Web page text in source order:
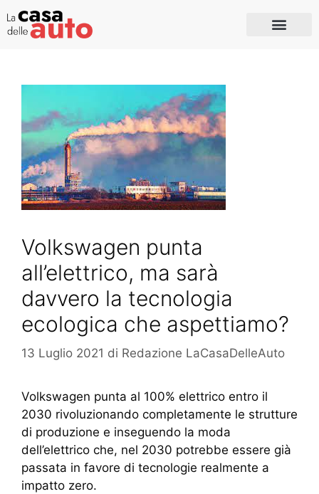
Volkswagen punta
all’elettrico, ma sarà
davvero la tecnologia
ecologica che aspettiamo?
13 Luglio 2021 di Redazione LaCasaDelleAuto
Volkswagen punta al 100% elettrico entro il
2030 rivoluzionando completamente le strutture
di produzione e inseguendo la moda
dell’elettrico che, nel 2030 potrebbe essere già
passata in favore di tecnologie realmente a
impatto zero.